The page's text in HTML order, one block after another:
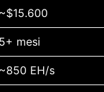
~$15.600
5+ mesi
~850 EH/s